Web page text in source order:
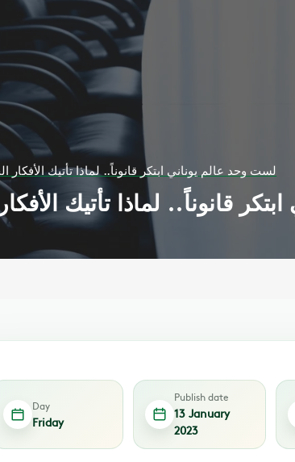
لست وحد عالم يوناني ابتكر قانوناً.. لماذا تأتيك الأفكار
قانوناً.. لماذا تأتيك
Day
Friday
Publish date
13 January
2023